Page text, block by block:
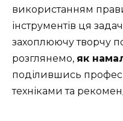
використанням
інструментів ця
захоплюючу творчу
розглянемо, як
поділившись
техніками та